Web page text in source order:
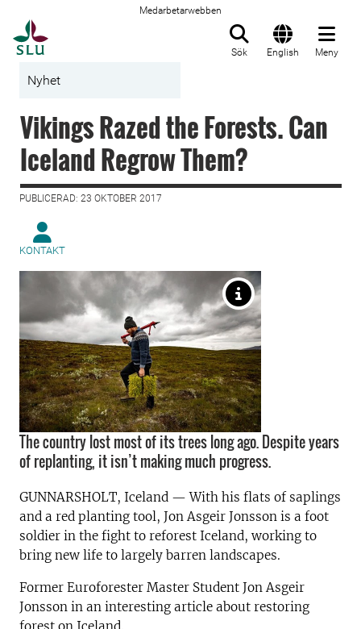
Medarbetarwebben
Sök English Meny
Nyhet
Vikings Razed the Forests. Can
Iceland Regrow Them?
PUBLICERAD: 23 OKTOBER 2017
KONTAKT
The country lost most of its trees long ago. Despite years
of replanting, it isn’t making much progress.
GUNNARSHOLT, Iceland — With his flats of saplings
and a red planting tool, Jon Asgeir Jonsson is a foot
soldier in the fight to reforest Iceland, working to
bring new life to largely barren landscapes.
Former Euroforester Master Student Jon Asgeir
Jonsson in an interesting article about restoring